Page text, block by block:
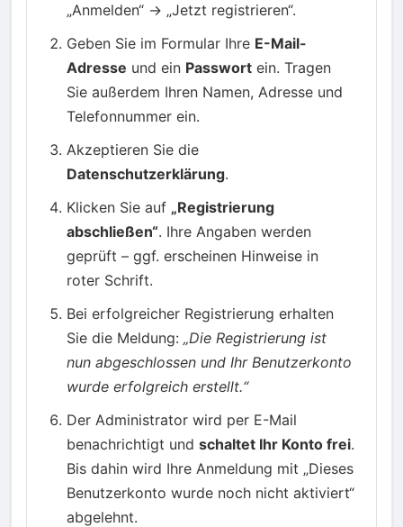
„Anmelden“ → „Jetzt registrieren“.
Geben Sie im Formular Ihre E-Mail-
Adresse und ein Passwort ein. Tragen
Sie außerdem Ihren Namen, Adresse und
Telefonnummer ein.
Akzeptieren Sie die
Datenschutzerklärung.
Klicken Sie auf „Registrierung
abschließen“. Ihre Angaben werden
geprüft – ggf. erscheinen Hinweise in
roter Schrift.
Bei erfolgreicher Registrierung erhalten
Sie die Meldung: „Die Registrierung ist
nun abgeschlossen und Ihr Benutzerkonto
wurde erfolgreich erstellt.“
Der Administrator wird per E-Mail
benachrichtigt und schaltet Ihr Konto frei.
Bis dahin wird Ihre Anmeldung mit „Dieses
Benutzerkonto wurde noch nicht aktiviert“
abgelehnt.